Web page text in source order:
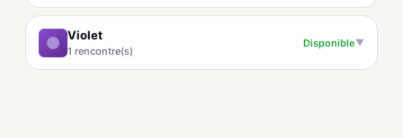
Violet
1 rencontre(s)
Disponible▼